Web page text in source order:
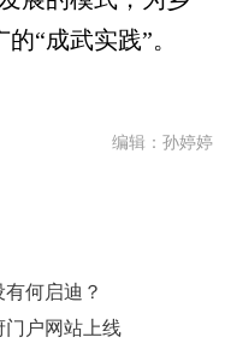
“成武实践”。
编辑：孙婷婷
何启迪？
门户网站上线